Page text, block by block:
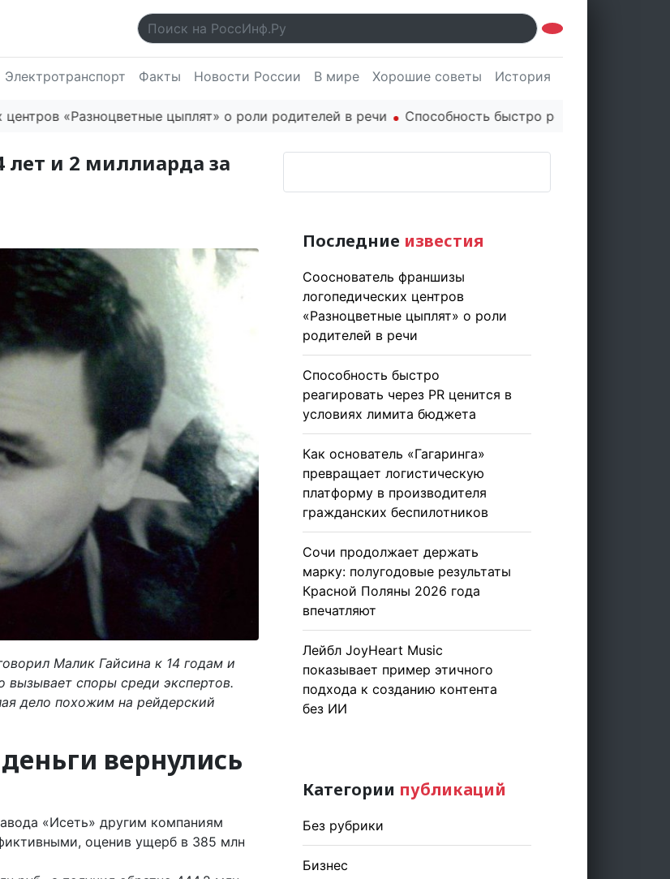
Электротранспорт Факты Новости России В мире Хорошие советы История
«Разноцветные цыплят» о роли родителей в речи Способность быстро реагировать через PR
лет и 2 миллиарда за
Малик Гайсина к 14 годам и
вызывает споры среди экспертов.
дело похожим на рейдерский
вернулись
«Исеть» другим компаниям
оценив ущерб в 385 млн
Последние известия
Сооснователь франшизы
логопедических центров
«Разноцветные цыплят» о роли
родителей в речи
Способность быстро
реагировать через PR ценится в
условиях лимита бюджета
Как основатель «Гагаринга»
превращает логистическую
платформу в производителя
гражданских беспилотников
Сочи продолжает держать
марку: полугодовые результаты
Красной Поляны 2026 года
впечатляют
Лейбл JoyHeart Music
показывает пример этичного
подхода к созданию контента
без ИИ
Категории публикаций
Без рубрики
Бизнес